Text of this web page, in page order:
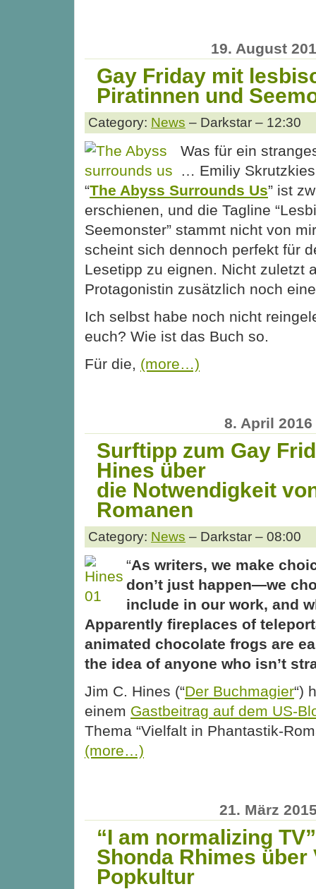
19. August
Gay Friday mit
Piratinnen und
Category: News – Darkstar – 12:30
Was für ein
… Emiliy
“The Abyss Surrounds Us” ist
erschienen, und die Tagline
Seemonster” stammt nicht von
scheint sich dennoch perfekt für
Lesetipp zu eignen. Nicht zuletzt
Protagonistin zusätzlich noch
Ich selbst habe noch nicht
euch? Wie ist das Buch so.
Für die, (more…)
8. April 2016
Surftipp zum Gay
Hines über
die Notwendigkeit
Romanen
Category: News – Darkstar – 08:00
“As writers, we make
don’t just happen—we
include in our work, and
Apparently fireplaces of
animated chocolate frogs are
the idea of anyone who isn’t
Jim C. Hines (“Der Buchmagier“)
einem Gastbeitrag auf dem US-
Thema “Vielfalt in Phantastik-
(more…)
21. März
“I am normalizing TV”
Shonda Rhimes über
Popkultur